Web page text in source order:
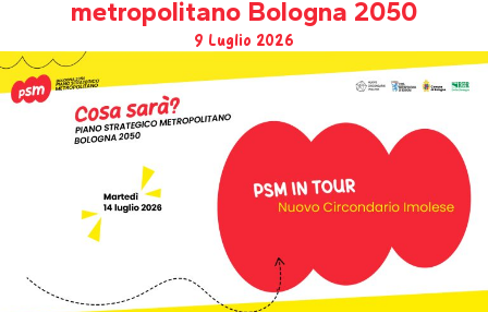
metropolitano Bologna 2050
9 Luglio 2026